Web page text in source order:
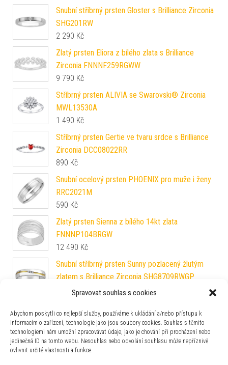
Spravovat souhlas s cookies
Abychom poskytli co nejlepší služby, používáme k ukládání a/nebo přístupu k
informacím o zařízení, technologie jako jsou soubory cookies. Souhlas s těmito
technologiemi nám umožní zpracovávat údaje, jako je chování při procházení nebo
jedinečná ID na tomto webu. Nesouhlas nebo odvolání souhlasu může nepříznivě
ovlivnit určité vlastnosti a funkce.
Snubní stříbrný prsten Gloster s Brilliance Zirconia
SHG201RW
2 290 Kč
Zlatý prsten Eliora z bílého zlata s Brilliance
Zirconia FNNNF259RGWW
9 790 Kč
Stříbrný prsten ALIVIA se Swarovski® Zirconia
MWL13530A
1 490 Kč
Stříbrný prsten Gertie ve tvaru srdce s Brilliance
Zirconia DCC08022RR
890 Kč
Snubní ocelový prsten PHOENIX pro muže i ženy
RRC2021M
590 Kč
Zlatý prsten Sienna z bílého 14kt zlata
FNNNP104BRGW
12 490 Kč
Snubní stříbrný prsten Sunny pozlacený žlutým
zlatem s Brilliance Zirconia SHG8709RWGP
2 690Kč
14kt zlata FNNNB35RGYW
16 990Kč
PRSTEN MOCI z chirurgické oceli z filmu Pán